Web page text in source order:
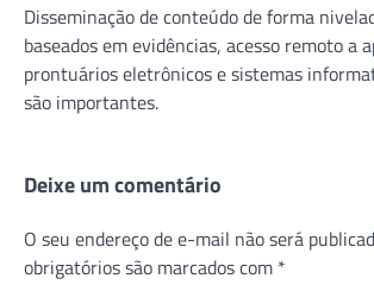
Disseminação de conteúdo de forma
baseados em evidências, acesso remoto a
prontuários eletrônicos e sistemas
são importantes.
Deixe um comentário
O seu endereço de e-mail não será
obrigatórios são marcados com *